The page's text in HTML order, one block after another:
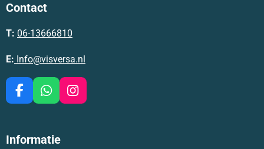
Contact
T: 06-13666810
E: Info@visversa.nl
F
a
b
W
h
s
I
n
Informatie